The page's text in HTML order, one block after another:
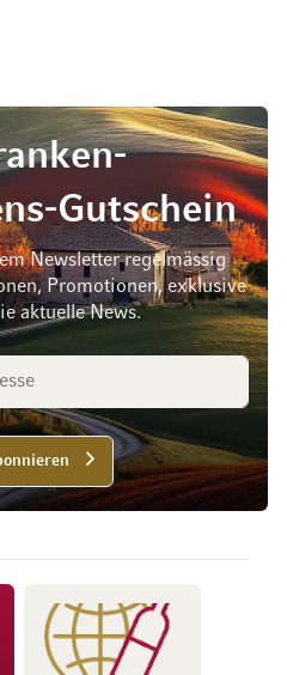
Gutschein
Newsletter regelmässig
Promotionen, exklusive
aktuelle News.